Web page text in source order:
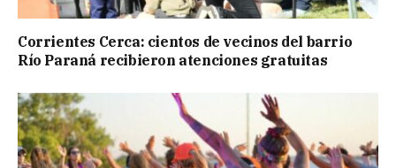
Corrientes Cerca: cientos de vecinos del barrio
Río Paraná recibieron atenciones gratuitas